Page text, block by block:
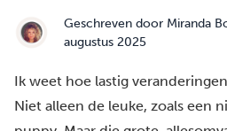
Geschreven door Miranda
augustus 2025
Ik weet hoe lastig
Niet alleen de leuke, zoals een